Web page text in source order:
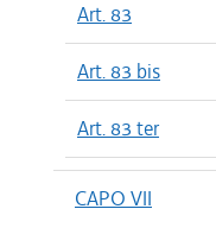
Art. 83
Art. 83 bis
Art. 83 ter
CAPO VII